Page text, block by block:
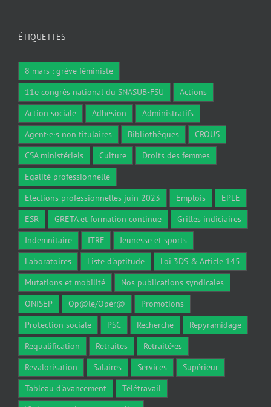
ÉTIQUETTES
8 mars : grève féministe
11e congrès national du SNASUB-FSU
Actions
Action sociale
Adhésion
Administratifs
Agent·e·s non titulaires
Bibliothèques
CROUS
CSA ministériels
Culture
Droits des femmes
Egalité professionnelle
Elections professionnelles juin 2023
Emplois
EPLE
ESR
GRETA et formation continue
Grilles indiciaires
Indemnitaire
ITRF
Jeunesse et sports
Laboratoires
Liste d'aptitude
Loi 3DS & Article 145
Mutations et mobilité
Nos publications syndicales
ONISEP
Op@le/Opér@
Promotions
Protection sociale
PSC Recherche
Repyramidage
Requalification
Retraites
Retraité·es
Revalorisation
Salaires Services
Supérieur
Tableau d'avancement
Télétravail